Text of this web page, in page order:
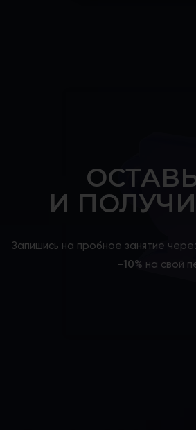
И
Запишись на пробное занятие
-10% на свой